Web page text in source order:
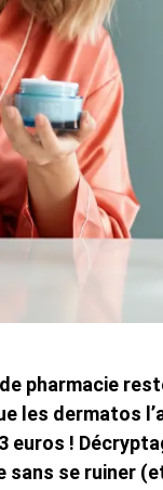
pharmacie
les dermatos
euros !
sans se ruiner